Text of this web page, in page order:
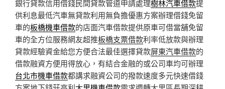
銀行貸款信用借錢民間貸款管道申請處理樹林汽車借款提
供利息最低汽車無貸款利用無負擔優惠方案辦理借錢免留
車的板橋機車借款的店面汽車借款提供原車可借當舖免留
車的全方位服務網友超推板橋支票借款利率低放款與辦理
貸款經驗資金給您方便合法最佳選擇貸款屏東汽車借款的
借款融資方便用得放心，有結合金融的或公司車均可辦理
台北市機車借款都講求融資公司的撥款速度多元快速借錢